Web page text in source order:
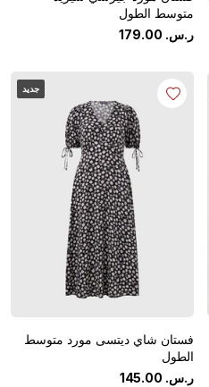
متوسط الطول
ر.س.
179.00
جديد
فستان شاي ديتسى مورد متوسط
الطول
ر.س.
145.00